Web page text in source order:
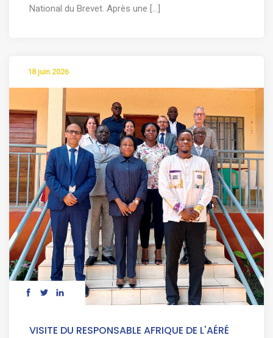
National du Brevet. Après une [...]
18 juin 2026
VISITE DU RESPONSABLE AFRIQUE DE L'AÉRÉ